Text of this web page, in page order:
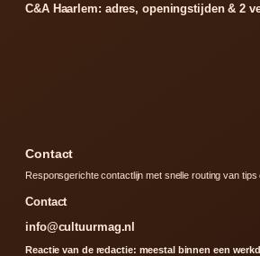
C&A Haarlem: adres, openingstijden & 2
Contact
Responsgerichte contactlijn met snelle routing van tips
Contact
info@cultuurmag.nl
Reactie van de redactie: meestal binnen een